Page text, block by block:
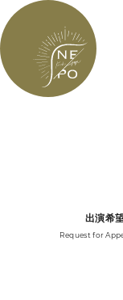
出演希
Request for